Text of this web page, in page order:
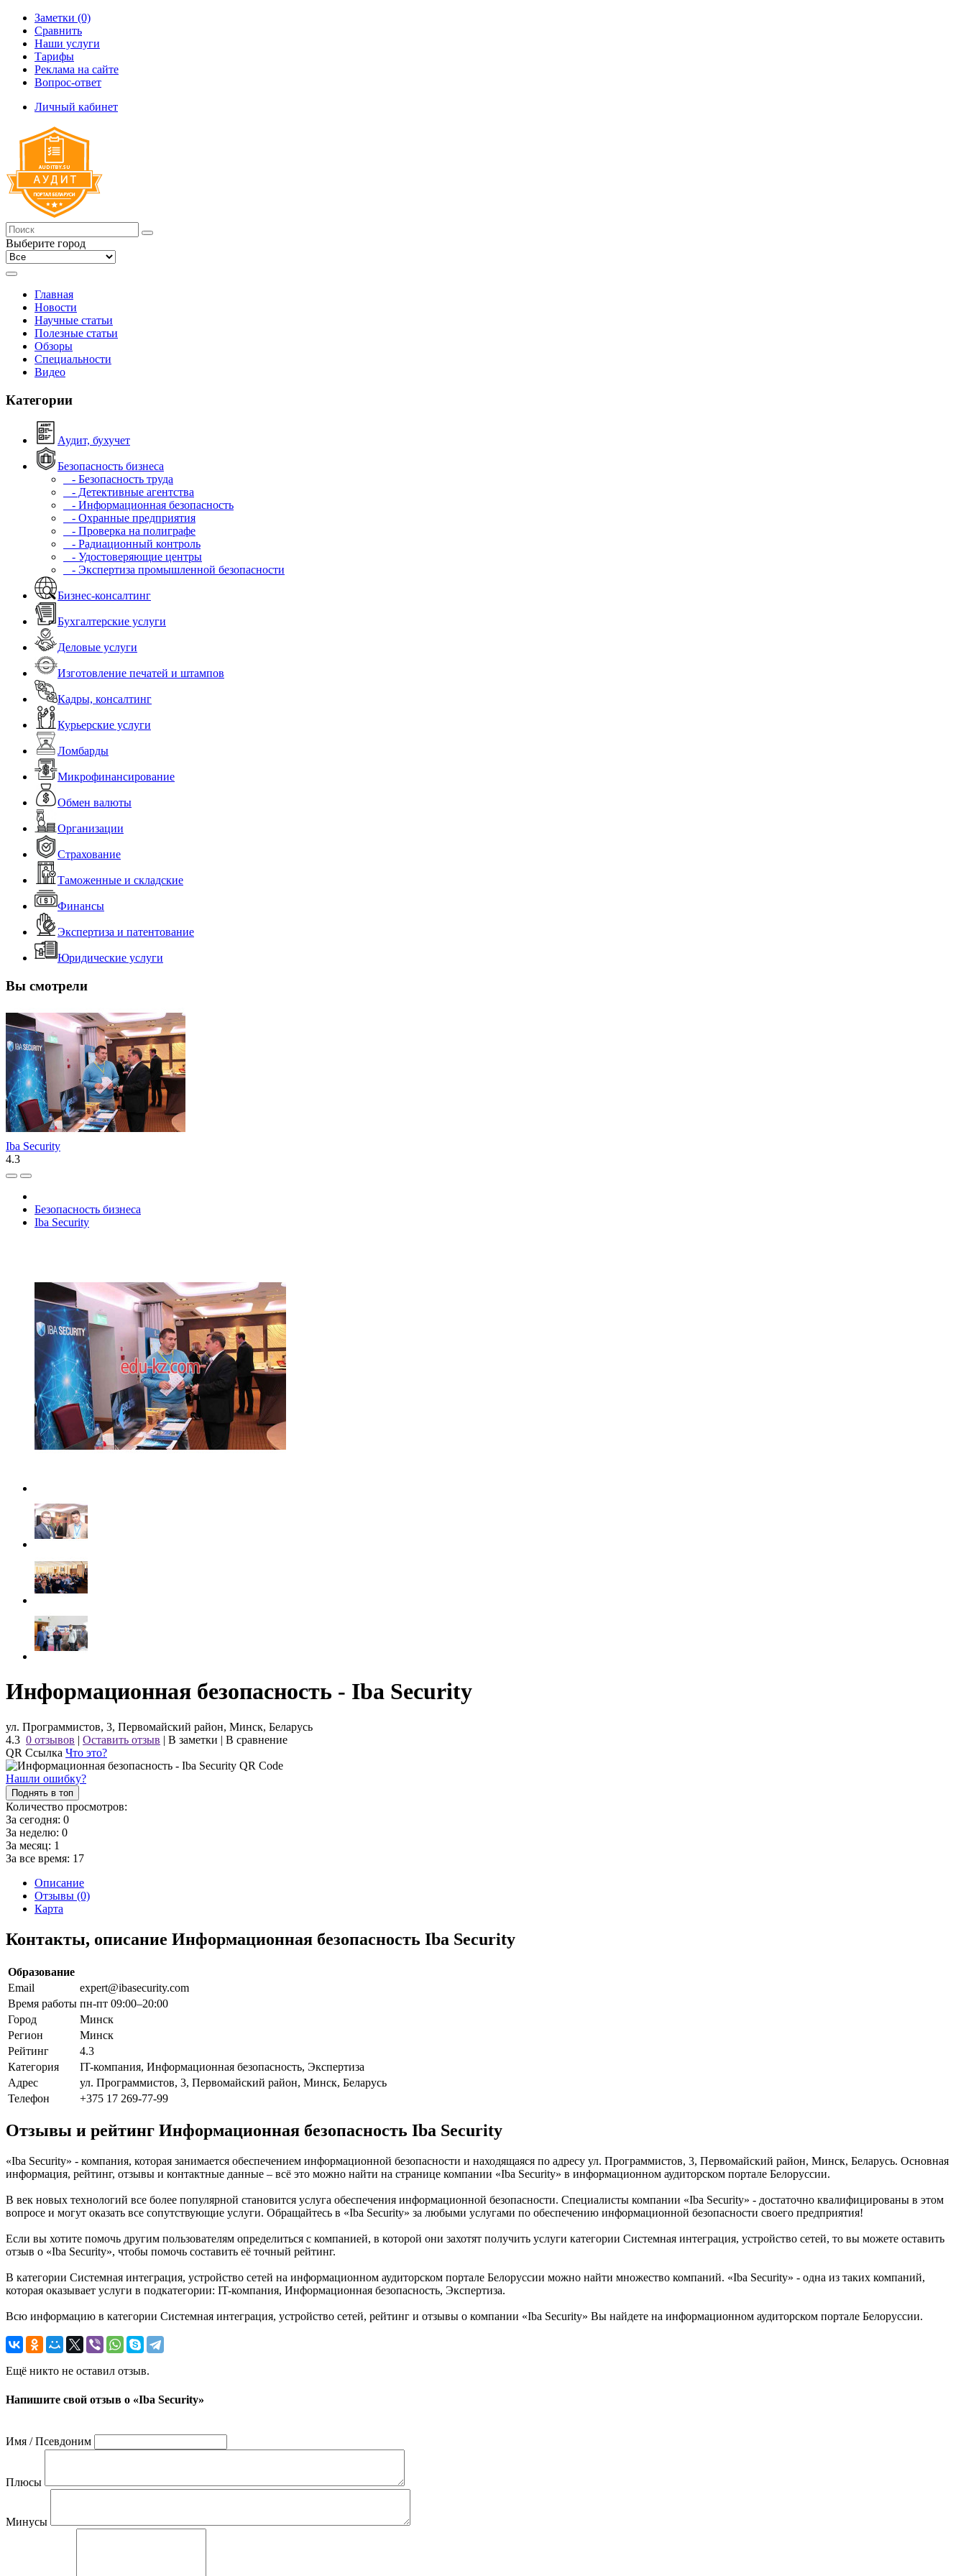
Заметки (0)
Сравнить
Наши услуги
Тарифы
Реклама на сайте
Вопрос-ответ
Личный кабинет
Выберите город
Главная
Новости
Научные статьи
Полезные статьи
Обзоры
Специальности
Видео
Категории
Аудит, бухучет
Безопасность бизнеса
- Безопасность труда
- Детективные агентства
- Информационная безопасность
- Охранные предприятия
- Проверка на полиграфе
- Радиационный контроль
- Удостоверяющие центры
- Экспертиза промышленной безопасности
Бизнес-консалтинг
Бухгалтерские услуги
Деловые услуги
Изготовление печатей и штампов
Кадры, консалтинг
Курьерские услуги
Ломбарды
Микрофинансирование
Обмен валюты
Организации
Страхование
Таможенные и складские
Финансы
Экспертиза и патентование
Юридические услуги
Вы смотрели
Iba Security
4.3
Безопасность бизнеса
Iba Security
Информационная безопасность - Iba Security
ул. Программистов, 3, Первомайский район, Минск, Беларусь
4.3 0 отзывов | Оставить отзыв | В заметки | В сравнение
QR Ссылка Что это?
Нашли ошибку?
Поднять в топ
Количество просмотров:
За сегодня: 0
За неделю: 0
За месяц: 1
За все время: 17
Описание
Отзывы (0)
Карта
Контакты, описание Информационная безопасность Iba Security
Образование
Email
expert@ibasecurity.com
Время работы пн-пт 09:00–20:00
Город
Минск
Регион
Минск
Рейтинг
4.3
Категория
IT-компания, Информационная безопасность, Экспертиза
Адрес
ул. Программистов, 3, Первомайский район, Минск, Беларусь
Телефон
+375 17 269-77-99
Отзывы и рейтинг Информационная безопасность Iba Security
«Iba Security» - компания, которая занимается обеспечением информационной безопасности и находящаяся по адресу ул. Программистов, 3, Первомайский район, Минск, Беларусь. Основная
информация, рейтинг, отзывы и контактные данные – всё это можно найти на странице компании «Iba Security» в информационном аудиторском портале Белоруссии.
В век новых технологий все более популярной становится услуга обеспечения информационной безопасности. Специалисты компании «Iba Security» - достаточно квалифицированы в этом
вопросе и могут оказать все сопутствующие услуги. Обращайтесь в «Iba Security» за любыми услугами по обеспечению информационной безопасности своего предприятия!
Если вы хотите помочь другим пользователям определиться с компанией, в которой они захотят получить услуги категории Системная интеграция, устройство сетей, то вы можете оставить
отзыв о «Iba Security», чтобы помочь составить её точный рейтинг.
В категории Системная интеграция, устройство сетей на информационном аудиторском портале Белоруссии можно найти множество компаний. «Iba Security» - одна из таких компаний,
которая оказывает услуги в подкатегории: IT-компания, Информационная безопасность, Экспертиза.
Всю информацию в категории Системная интеграция, устройство сетей, рейтинг и отзывы о компании «Iba Security» Вы найдете на информационном аудиторском портале Белоруссии.
Ещё никто не оставил отзыв.
Напишите свой отзыв о «Iba Security»
Имя / Псевдоним
Плюсы
Минусы